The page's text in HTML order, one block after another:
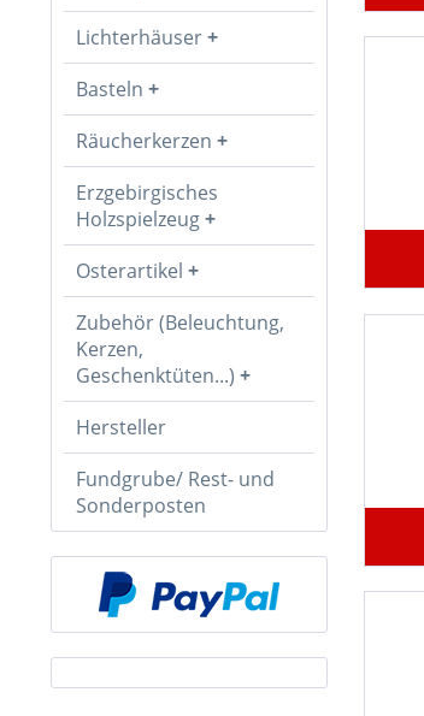
Lichterhäuser
Basteln
Räucherkerzen
Erzgebirgisches
Holzspielzeug
Osterartikel
Zubehör (Beleuchtung,
Kerzen,
Geschenktüten...)
Hersteller
Fundgrube/ Rest- und
Sonderposten